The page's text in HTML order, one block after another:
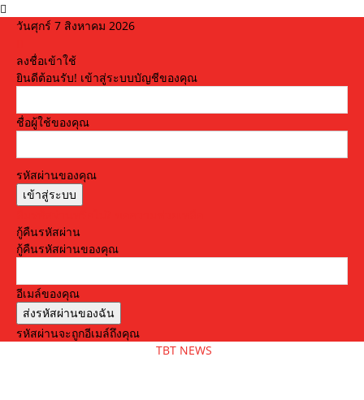
วันศุกร์ 7 สิงหาคม 2026
ลงชื่อเข้าใช้
ยินดีต้อนรับ! เข้าสู่ระบบบัญชีของคุณ
ชื่อผู้ใช้ของคุณ
รหัสผ่านของคุณ
กู้คืนรหัสผ่าน
กู้คืนรหัสผ่านของคุณ
อีเมล์ของคุณ
รหัสผ่านจะถูกอีเมล์ถึงคุณ
TBT NEWS